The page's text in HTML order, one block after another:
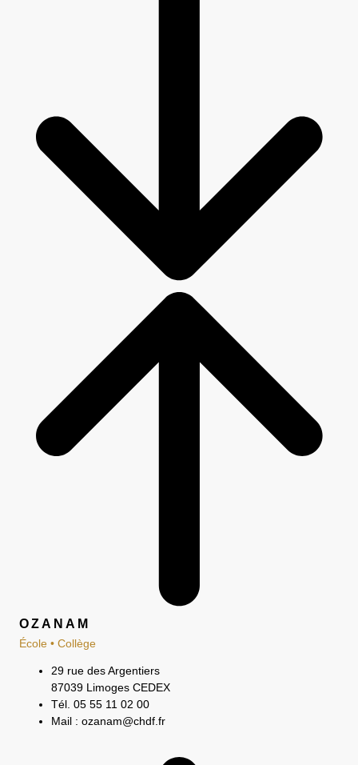
OZANAM
École • Collège
29 rue des Argentiers
87039 Limoges CEDEX
Tél. 05 55 11 02 00
Mail : ozanam@chdf.fr